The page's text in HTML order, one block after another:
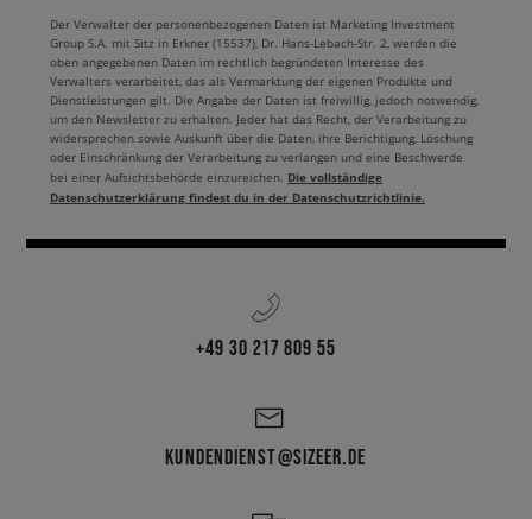
Der Verwalter der personenbezogenen Daten ist Marketing Investment
Group S.A. mit Sitz in Erkner (15537), Dr. Hans-Lebach-Str. 2, werden die
oben angegebenen Daten im rechtlich begründeten Interesse des
Verwalters verarbeitet, das als Vermarktung der eigenen Produkte und
Dienstleistungen gilt. Die Angabe der Daten ist freiwillig, jedoch notwendig,
um den Newsletter zu erhalten. Jeder hat das Recht, der Verarbeitung zu
widersprechen sowie Auskunft über die Daten, ihre Berichtigung, Löschung
oder Einschränkung der Verarbeitung zu verlangen und eine Beschwerde
bei einer Aufsichtsbehörde einzureichen. Die vollständige
Datenschutzerklärung findest du in der Datenschutzrichtlinie.
+49 30 217 809 55
KUNDENDIENST@SIZEER.DE